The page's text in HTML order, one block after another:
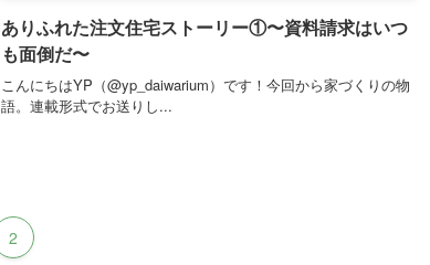
ありふれた注文住宅ストーリー①〜資料請求はいつ
も面倒だ〜
こんにちはYP（@yp_daiwarium）です！今回から家づくりの物
語。連載形式でお送りし...
2